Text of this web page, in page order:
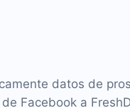
datos de
Facebook a